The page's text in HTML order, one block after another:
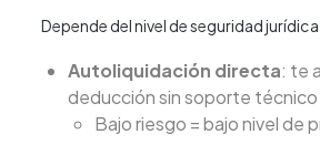
Depende del nivel de seguridad
Autoliquidación directa: te
deducción sin soporte
Bajo riesgo = bajo nivel de